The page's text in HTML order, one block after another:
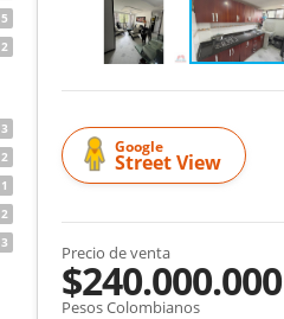
5
2
3
2
1
2
3
Google
Street View
Precio de venta
$240.000.000
Pesos Colombianos